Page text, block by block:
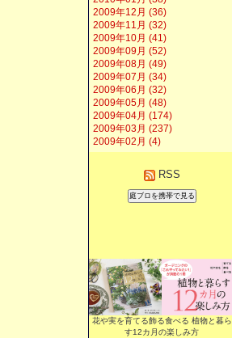
2009年12月 (36)
2009年11月 (32)
2009年10月 (41)
2009年09月 (52)
2009年08月 (49)
2009年07月 (34)
2009年06月 (32)
2009年05月 (48)
2009年04月 (174)
2009年03月 (237)
2009年02月 (4)
RSS
花や実を育てる飾る食べる 植物と暮ら
す12カ月の楽しみ方